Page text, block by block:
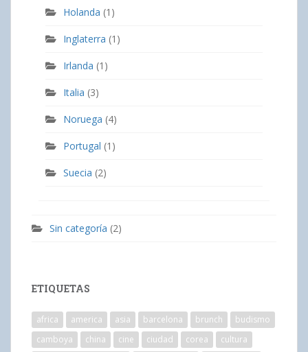
Holanda (1)
Inglaterra (1)
Irlanda (1)
Italia (3)
Noruega (4)
Portugal (1)
Suecia (2)
Sin categoría (2)
ETIQUETAS
africa america asia barcelona brunch
budismo
camboya
china cine ciudad corea
cultura